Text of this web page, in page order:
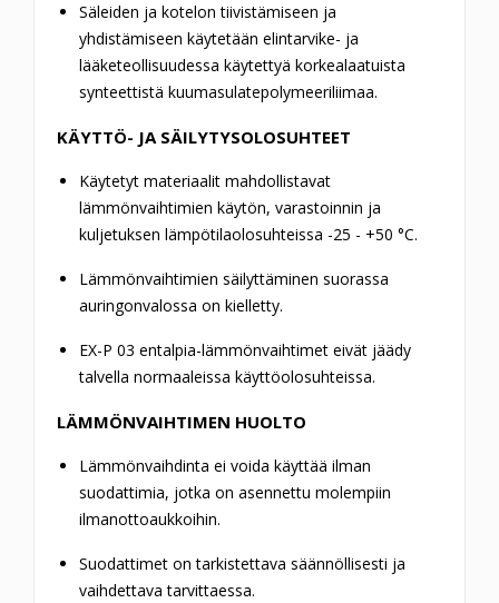
Säleiden ja kotelon tiivistämiseen ja
yhdistämiseen käytetään elintarvike- ja
lääketeollisuudessa käytettyä korkealaatuista
synteettistä kuumasulatepolymeeriliimaa.
KÄYTTÖ- JA SÄILYTYSOLOSUHTEET
Käytetyt materiaalit mahdollistavat
lämmönvaihtimien käytön, varastoinnin ja
kuljetuksen lämpötilaolosuhteissa -25 - +50 °C.
Lämmönvaihtimien säilyttäminen suorassa
auringonvalossa on kielletty.
EX-P 03 entalpia-lämmönvaihtimet eivät jäädy
talvella normaaleissa käyttöolosuhteissa.
LÄMMÖNVAIHTIMEN HUOLTO
Lämmönvaihdinta ei voida käyttää ilman
suodattimia, jotka on asennettu molempiin
ilmanottoaukkoihin.
Suodattimet on tarkistettava säännöllisesti ja
vaihdettava tarvittaessa.